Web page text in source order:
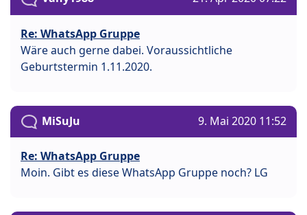
Re: WhatsApp Gruppe
Wäre auch gerne dabei. Voraussichtliche
Geburtstermin 1.11.2020.
MiSuJu 9. Mai 2020 11:52
Re: WhatsApp Gruppe
Moin. Gibt es diese WhatsApp Gruppe noch? LG